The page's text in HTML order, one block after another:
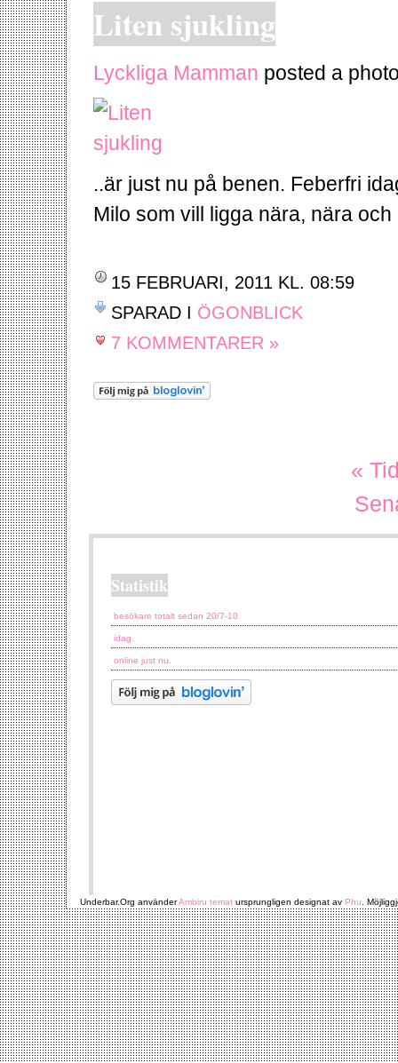
Liten sjukling
Lyckliga Mamman posted a
..är just nu på benen. Feberfri
Milo som vill ligga nära, nära
15 FEBRUARI, 2011 KL. 08:59
SPARAD I ÖGONBLICK
7 KOMMENTARER »
«
Statistik
besökare totalt sedan 20/7-10
idag.
online just nu.
Underbar.Org använderAmbiru temat ursprungligen designat av Phu.